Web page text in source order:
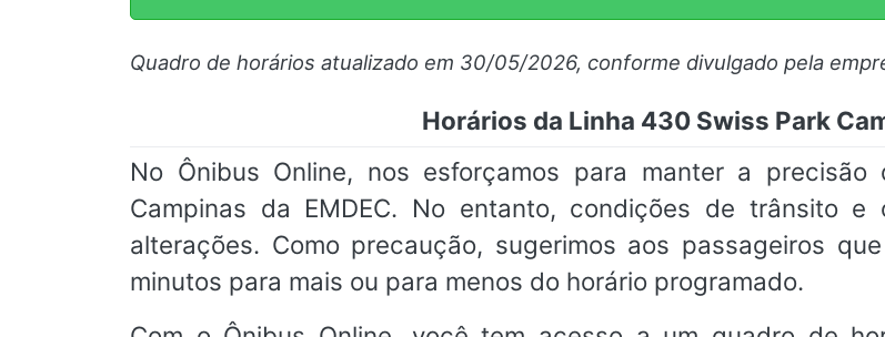
Quadro de horários atualizado em 30/05/2026, conforme divulgado pela
Horários da Linha 430 Swiss Park
No Ônibus Online, nos esforçamos para manter a
Campinas da EMDEC. No entanto, condições de trânsito
alterações. Como precaução, sugerimos aos passageiros
minutos para mais ou para menos do horário programado.